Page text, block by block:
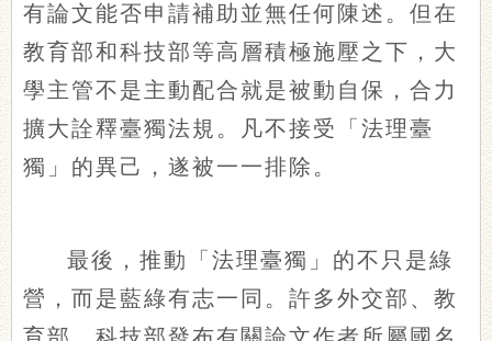
有論文能否申請補助並無任何陳述。但在
教育部和科技部等高層積極施壓之下，大
學主管不是主動配合就是被動自保，合力
擴大詮釋臺獨法規。凡不接受「法理臺
獨」的異己，遂被一一排除。
最後，推動「法理臺獨」的不只是綠
營，而是藍綠有志一同。許多外交部、教